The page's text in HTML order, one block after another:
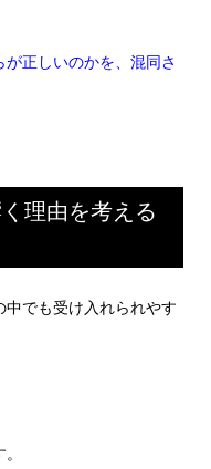
が正しいのかを、混同さ
理由を考える
中でも受け入れられやす